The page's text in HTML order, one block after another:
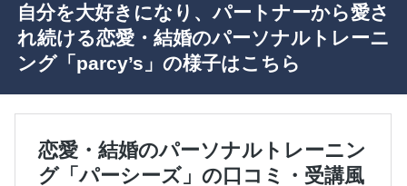
自分を大好きになり、パートナーから愛さ
れ続ける恋愛・結婚のパーソナルトレーニ
ング「parcy’s」の様子はこちら